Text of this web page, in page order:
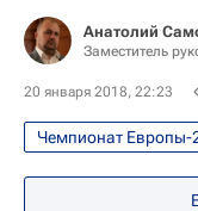
Евгения Медведева
Анна Погорилая
Серафима
Елена Радионова
Анатолий
Заместитель
20 января 2018, 22:23
Фигурное катание